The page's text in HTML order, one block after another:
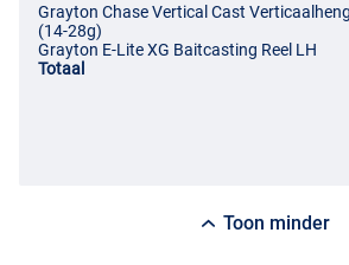
Grayton Chase Vertical Cast
(14-28g)
Grayton E-Lite XG Baitcasting Reel LH
Totaal
Toon minder